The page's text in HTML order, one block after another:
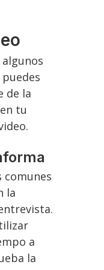
de la
tu
comunes
la
a
la